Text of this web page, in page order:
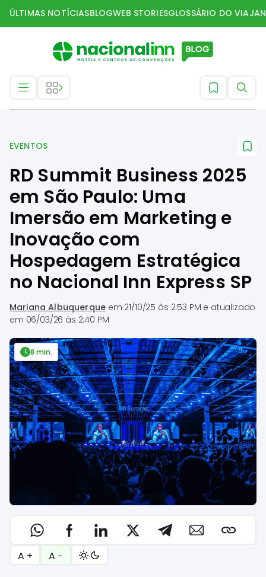
ÚLTIMAS NOTÍCIASBLOGWEB STORIESGLOSSÁRIO DO
EVENTOS
RD Summit Business 2025
em São Paulo: Uma
Imersão em Marketing e
Inovação com
Hospedagem Estratégica
no Nacional Inn Express SP
Mariana Albuquerque em 21/10/25 às 2:53 PM e atualizado
em 06/03/26 às 2:40 PM
8 min.
A + A −